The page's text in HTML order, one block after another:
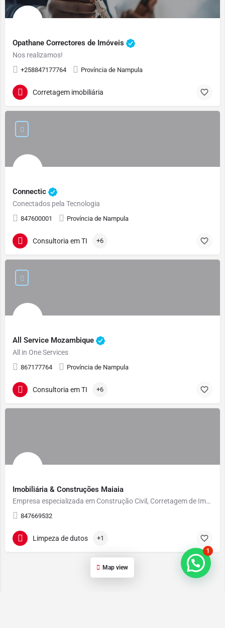
Opathane Correctores de Imóveis
Nos realizamos!
+258847177764 Província de Nampula
Corretagem imobiliária
Connectic
Conectados pela Tecnologia
847600001 Província de Nampula
Consultoria em TI +6
All Service Mozambique
All in One Services
867177764 Província de Nampula
Consultoria em TI +6
Imobiliária & Construções Maiaia
Empresa especializada em Construção Civil, Corretagem de Imóveis e Limpeza.
847669532
Limpeza de dutos +1
Map view
1